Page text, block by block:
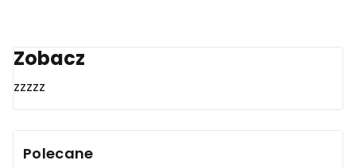
Zobacz
zzzzz
Polecane